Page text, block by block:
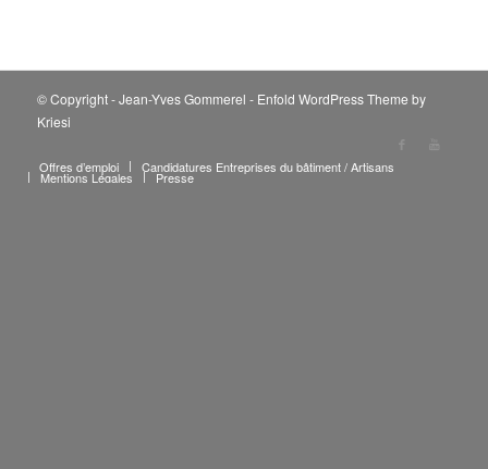
© Copyright - Jean-Yves Gommerel - Enfold WordPress Theme by
Kriesi
Offres d’emploi Candidatures Entreprises du bâtiment / Artisans
Mentions Légales Presse